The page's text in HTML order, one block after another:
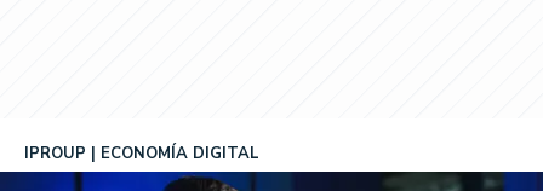
IPROUP ECONOMÍA DIGITAL